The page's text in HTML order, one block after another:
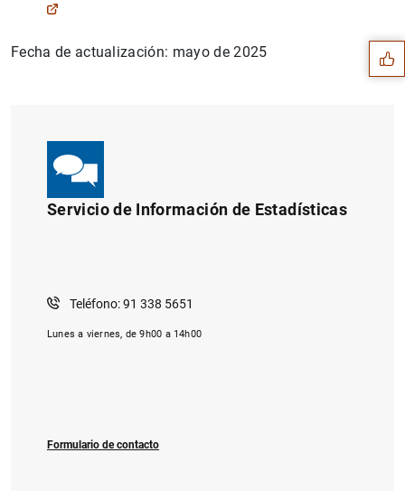
Fecha de actualización: mayo de 2025
Servicio de Información de Estadísticas
Teléfono: 91 338 5651
Lunes a viernes, de 9h00 a 14h00
Formulario de contacto